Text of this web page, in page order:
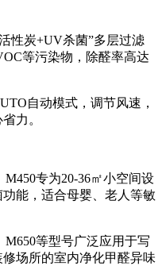
性炭+UV杀菌”多层过滤
等污染物，除醛率高达
自动模式，调节风速，
力。
专为20-36㎡小空间设
能，适合母婴、老人等敏
等型号广泛应用于写
场所的室内净化甲醛异味